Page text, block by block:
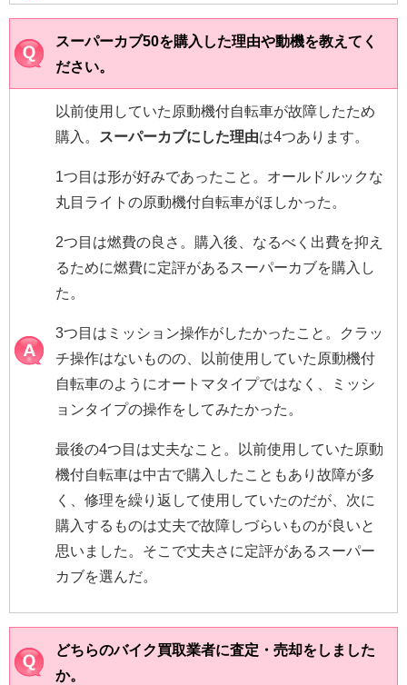
スーパーカブ50を購入した理由や動機を教えてく
ださい。
以前使用していた原動機付自転車が故障したため
購入。
スーパーカブにした理由は4つあります。
1つ目は形が好みであったこと。オールドルックな
丸目ライトの原動機付自転車がほしかった。
2つ目は燃費の良さ。購入後、なるべく出費を抑え
るために燃費に定評があるスーパーカブを購入し
た。
3つ目はミッション操作がしたかったこと。クラッ
チ操作はないものの、以前使用していた原動機付
自転車のようにオートマタイプではなく、ミッシ
ョンタイプの操作をしてみたかった。
最後の4つ目は丈夫なこと。以前使用していた原動
機付自転車は中古で購入したこともあり故障が多
く、修理を繰り返して使用していたのだが、次に
購入するものは丈夫で故障しづらいものが良いと
思いました。そこで丈夫さに定評があるスーパー
カブを選んだ。
どちらのバイク買取業者に査定・売却をしました
か。